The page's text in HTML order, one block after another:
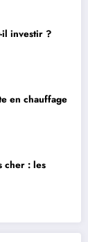
il investir ?
en chauffage
cher : les